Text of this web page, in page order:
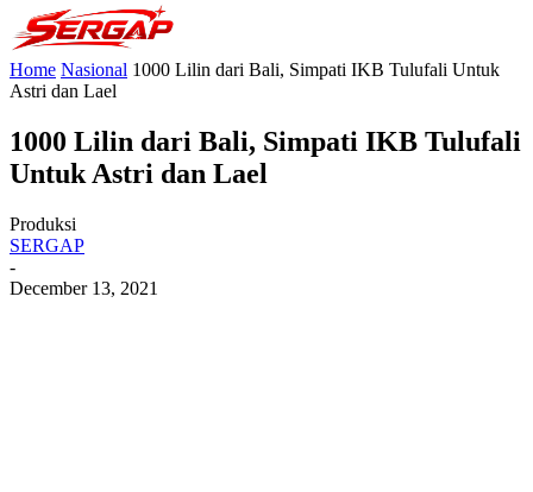
Home Nasional 1000 Lilin dari Bali, Simpati IKB Tulufali Untuk
Astri dan Lael
1000 Lilin dari Bali, Simpati IKB Tulufali
Untuk Astri dan Lael
Produksi
SERGAP
-
December 13, 2021